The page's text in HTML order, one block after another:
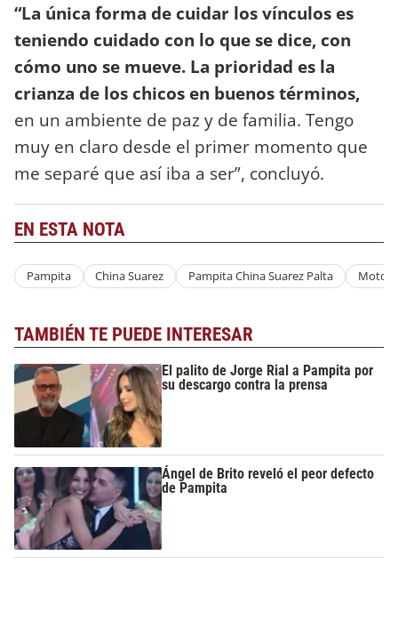
“La única forma de cuidar los vínculos es
teniendo cuidado con lo que se dice, con
cómo uno se mueve. La prioridad es la
crianza de los chicos en buenos términos,
en un ambiente de paz y de familia. Tengo
muy en claro desde el primer momento que
me separé que así iba a ser”, concluyó.
EN ESTA NOTA
Pampita China Suarez Pampita China Suarez Palta
TAMBIÉN TE PUEDE INTERESAR
El palito de Jorge Rial a Pampita por
su descargo contra la prensa
Ángel de Brito reveló el peor defecto
de Pampita